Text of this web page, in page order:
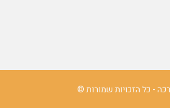
- כל הזכויות שמורות ©